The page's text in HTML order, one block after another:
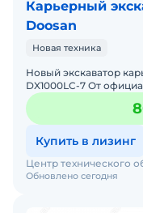
Карьерный
Doosan
Новая техника
Новый экскаватор
DX1000LC-7 От официального дилера — техника,
проверенная
обслуживанием!
Купить в лизинг
Обновлено сегодня
Центр технического